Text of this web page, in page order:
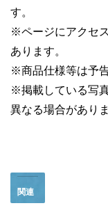
す。
※ページにアクセ
あります。
※商品仕様等は予
※掲載している写
異なる場合がありま
関連